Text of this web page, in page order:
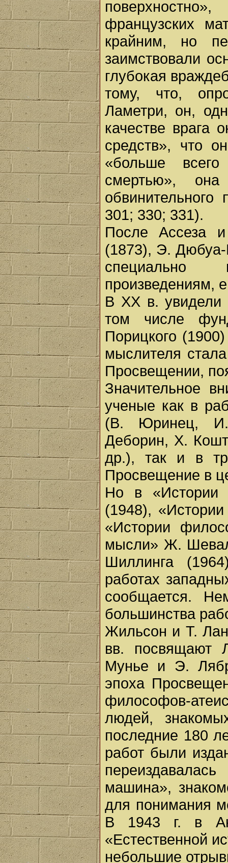
французских
крайним, но
заимствовали
глубокая
тому, что,
Ламетри, он,
качестве врага
средств», что
«больше
смертью»,
301; 330; 331).
После Ассеза
(1873), Э.
специально
произведениям,
В XX в. увидели
том числе
Порицкого
мыслителя
Просвещении,
Значительное
ученые как в
(В. Юринец, И.
Деборин, X.
др.), так и в
Просвещение в
Но в «Истории
(1948),
«Истории
мысли» Ж.
Шиллинга
работах
сообщается.
большинства
Жильсон и Т.
вв. посвящают
Мунье и Э.
эпоха
философов-
людей,
последние 180
работ были
машина»,
для понимания
В 1943 г. в
«Естественной
небольшие